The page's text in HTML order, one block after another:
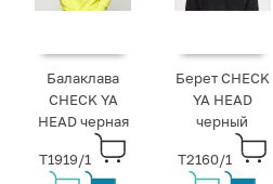
Балаклава
CHECK YA
HEAD черная
T1919/1
Берет CHECK
YA HEAD
черный
T2160/1